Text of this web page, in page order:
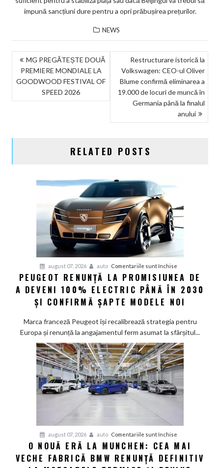
impună sancțiuni dure pentru a opri prăbușirea prețurilor.
NEWS
NAVIGARE
ÎN
ARTICOLE
MG PREGĂTEȘTE DOUĂ
PREMIERE MONDIALE LA
GOODWOOD FESTIVAL OF
SPEED 2026
Restructurare istorică la
Volkswagen: CEO-ul Oliver
Blume confirmă eliminarea a
19.000 de locuri de muncă în
Germania până la finalul
anului
RELATED POSTS
august 07, 2026 auto Comentariile sunt închise
Peugeot
renunță
la
de
a
100%
electric
până
2030
șapte
noi
PEUGEOT RENUNȚĂ LA PROMISIUNEA DE
A DEVENI 100% ELECTRIC PÂNĂ ÎN 2030
ȘI CONFIRMĂ ȘAPTE MODELE NOI
Marca franceză Peugeot își recalibrează strategia pentru
Europa și renunță la angajamentul ferm asumat la sfârșitul...
august 07, 2026 auto Comentariile sunt închise
O
nouă
eră
O NOUĂ ERĂ LA MUNCHEN: CEA MAI
VECHE FABRICĂ BMW RENUNȚĂ DEFINITIV